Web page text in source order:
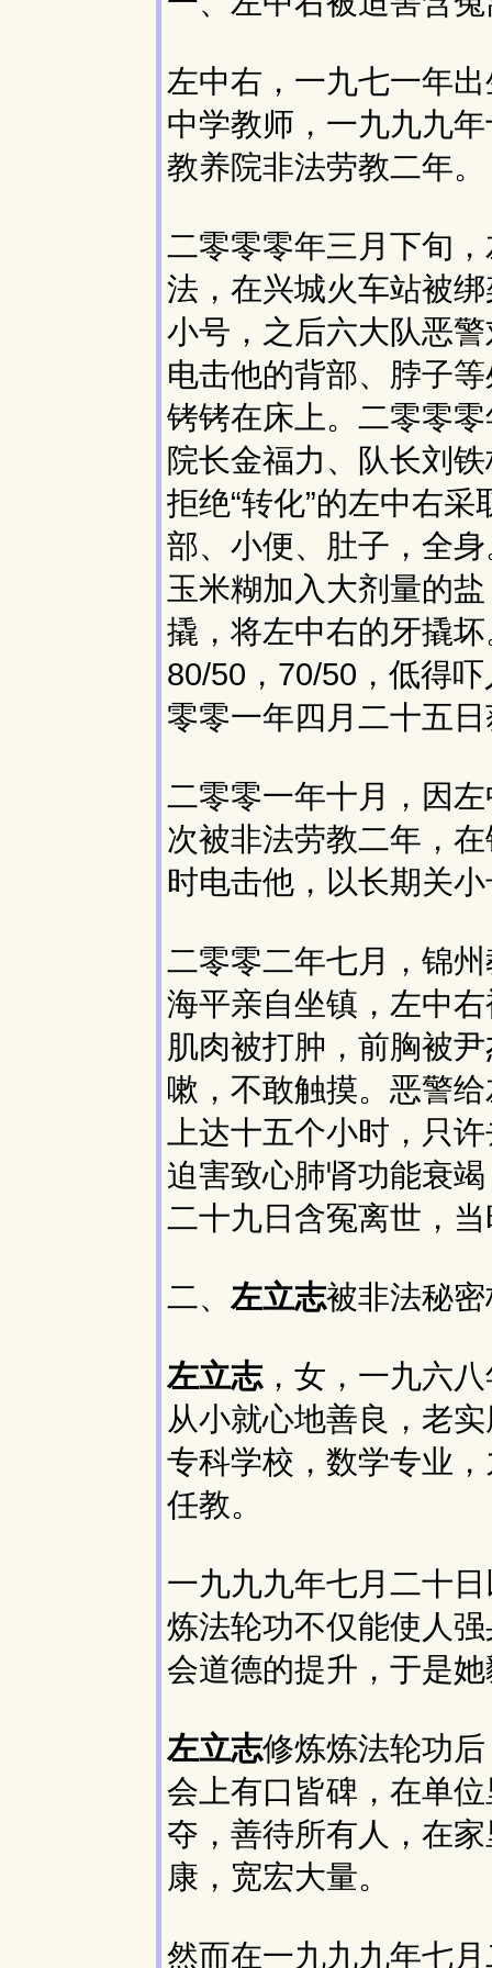
左中右，一九七一年
中学教师，一九九九
教养院非法劳教二年。
二零零零年三月下旬
法，在兴城火车站被
小号，之后六大队恶
电击他的背部、脖子
铐铐在床上。二零零
院长金福力、队长刘
拒绝“转化”的左中右
部、小便、肚子，全
玉米糊加入大剂量的
撬，将左中右的牙撬
80/50，70/50，低得
零零一年四月二十五
二零零一年十月，因
次被非法劳教二年，
时电击他，以长期关
二零零二年七月，锦
海平亲自坐镇，左中
肌肉被打肿，前胸被
嗽，不敢触摸。恶警
上达十五个小时，只
迫害致心肺肾功能衰
二十九日含冤离世，
二、 左立志被非法秘
左立志 ，女，一九六
从小就心地善良，老
专科学校，数学专业
任教。
一九九九年七月二十
炼法轮功不仅能使人
会道德的提升，于是
左立志修炼炼法轮功
会上有口皆碑，在单
夺，善待所有人，在
康，宽宏大量。
然而在一九九九年七